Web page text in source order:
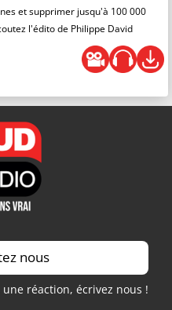
et supprimer jusqu'à 100 000
l'édito de Philippe David
nous
réaction, écrivez nous !